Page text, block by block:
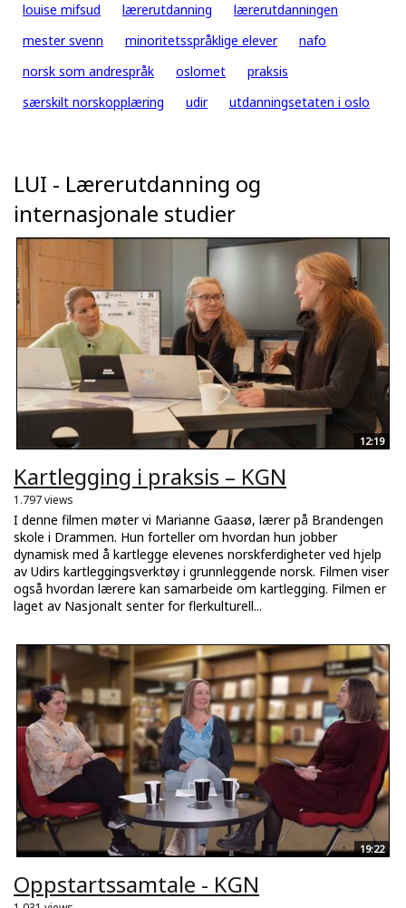
louise mifsud
lærerutdanning
lærerutdanningen
mester svenn
minoritetsspråklige elever
nafo
norsk som andrespråk
oslomet
praksis
særskilt norskopplæring
udir utdanningsetaten i oslo
LUI - Lærerutdanning og
internasjonale studier
12:19
Kartlegging i praksis – KGN
1.797 views
I denne filmen møter vi Marianne Gaasø, lærer på Brandengen
skole i Drammen. Hun forteller om hvordan hun jobber
dynamisk med å kartlegge elevenes norskferdigheter ved hjelp
av Udirs kartleggingsverktøy i grunnleggende norsk. Filmen viser
også hvordan lærere kan samarbeide om kartlegging. Filmen er
laget av Nasjonalt senter for flerkulturell...
19:22
Oppstartssamtale - KGN